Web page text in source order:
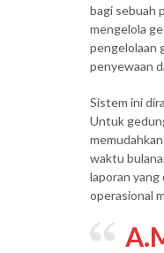
bagi sebuah
mengelola
pengelolaan
penyewaan
Sistem ini
Untuk
waktu
laporan
operasional